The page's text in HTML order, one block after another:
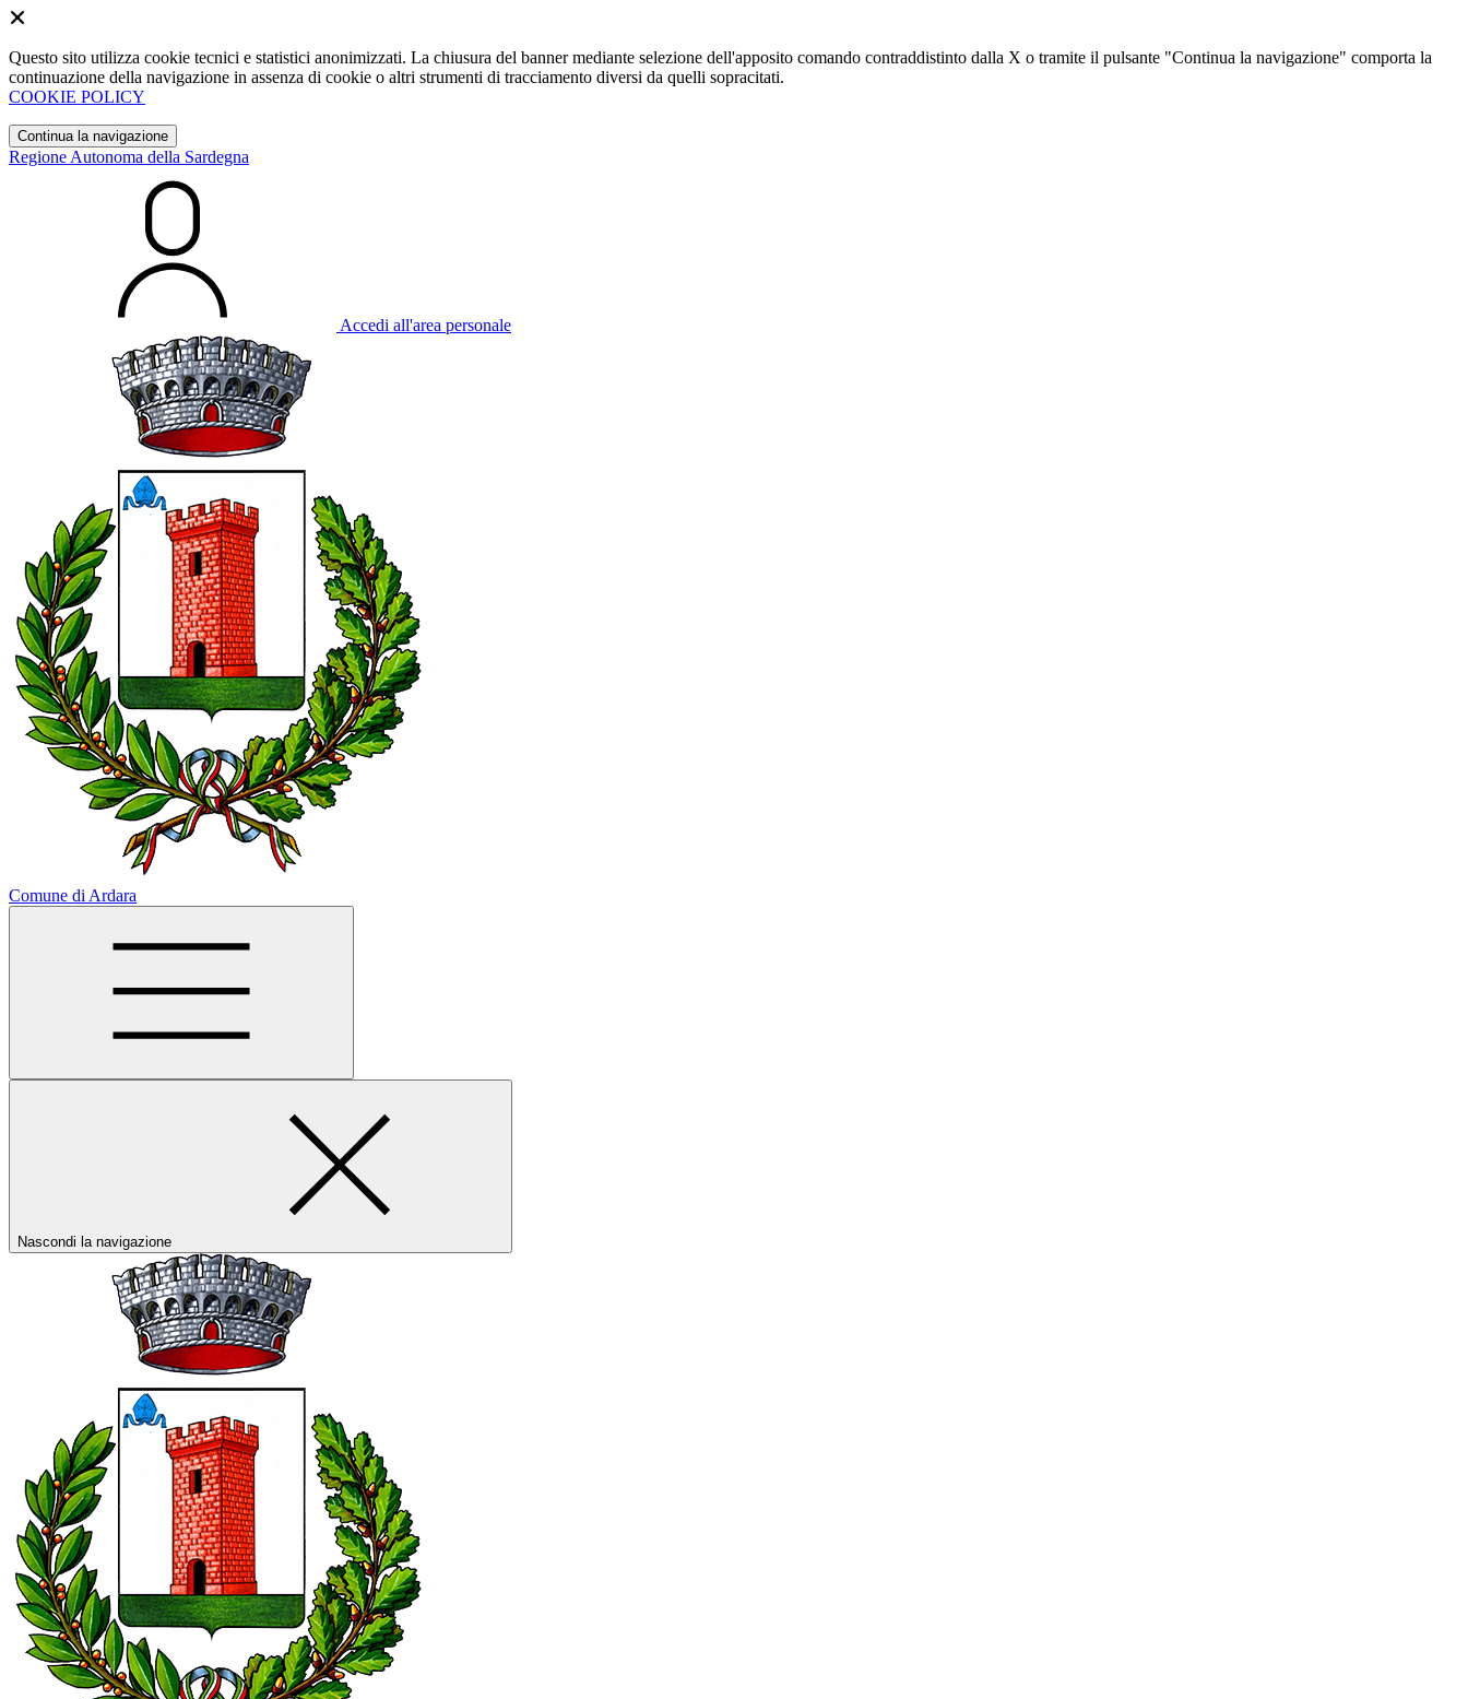
Questo sito utilizza cookie tecnici e statistici anonimizzati. La chiusura del banner mediante selezione dell'apposito comando contraddistinto dalla X o tramite il pulsante "Continua la navigazione" comporta la
continuazione della navigazione in assenza di cookie o altri strumenti di tracciamento diversi da quelli sopracitati.
COOKIE POLICY
Continua la navigazione
Regione Autonoma della Sardegna
Accedi all'area personale
Comune di Ardara
Nascondi la navigazione